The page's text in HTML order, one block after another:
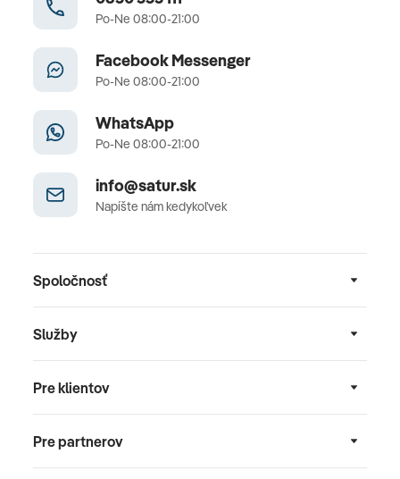
Po-Ne 08:00-21:00
Facebook Messenger
Po-Ne 08:00-21:00
WhatsApp
Po-Ne 08:00-21:00
info@satur.sk
Napíšte nám kedykoľvek
Spoločnosť
Služby
Pre klientov
Pre partnerov